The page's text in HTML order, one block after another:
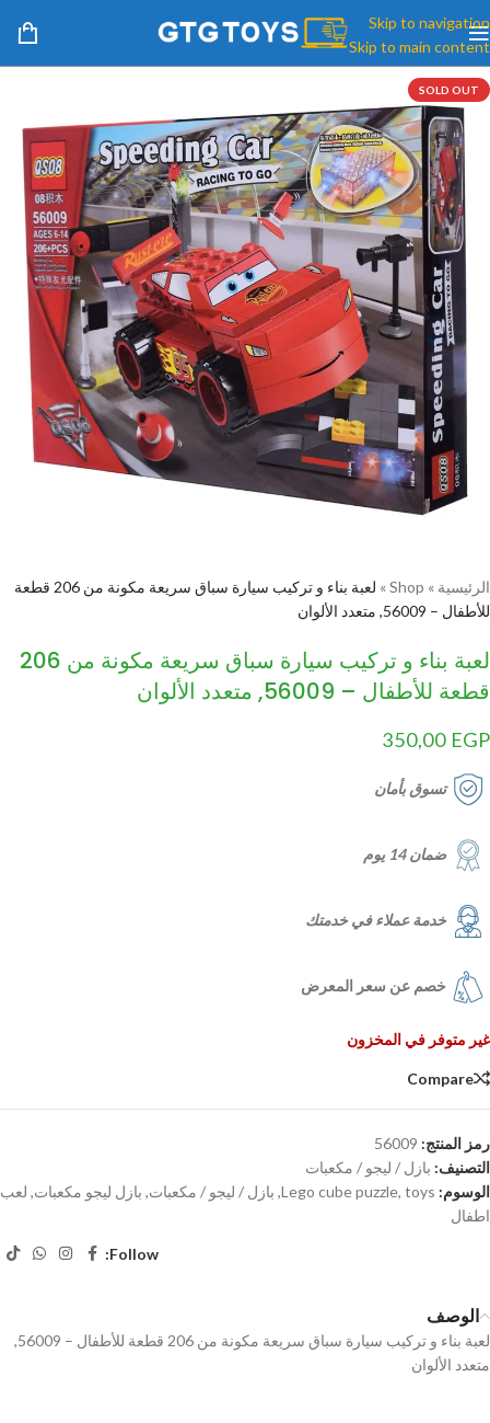
Skip to navigation
Skip to main content
SOLD OUT
الرئيسية »
Shop
»
لعبة بناء و تركيب سيارة سباق سريعة مكونة من 206 قطعة
للأطفال – 56009, متعدد الألوان
لعبة بناء و تركيب سيارة سباق سريعة مكونة من 206
قطعة للأطفال – 56009, متعدد الألوان
350,00 EGP
تسوق بأمان
ضمان 14 يوم
خدمة عملاء في خدمتك
خصم عن سعر المعرض
غير متوفر في المخزون
Compare
رمز المنتج: 56009
التصنيف: بازل / ليجو / مكعبات
الوسوم:
Lego cube puzzle, toys
, بازل / ليجو / مكعبات, بازل ليجو مكعبات, لعب
اطفال
Follow:
الوصف
لعبة بناء و تركيب سيارة سباق سريعة مكونة من 206 قطعة للأطفال – 56009,
متعدد الألوان